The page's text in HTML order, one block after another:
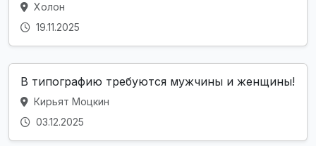
Холон
19.11.2025
В типографию требуются мужчины и женщины!
Кирьят Моцкин
03.12.2025